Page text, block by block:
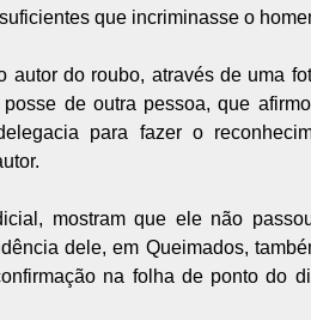
que incriminasse o
autor do roubo, através de uma
de outra pessoa, que
para fazer o
mostram que ele não
dele, em Queimados,
na folha de ponto do